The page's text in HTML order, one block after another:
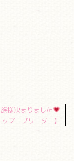
様決まりました
プ ブリーダー】